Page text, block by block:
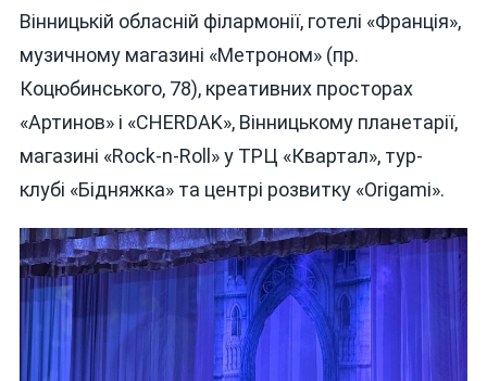
Вінницькій обласній філармонії, готелі «Франція»,
музичному магазині «Метроном» (пр.
Коцюбинського, 78), креативних просторах
«Артинов» і «CHERDAK», Вінницькому планетарії,
магазині «Rock-n-Roll» у ТРЦ «Квартал», тур-
клубі «Бідняжка» та центрі розвитку «Origami».